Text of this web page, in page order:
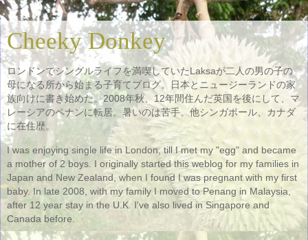
Cheeky Donkey
ロンドンでシングルライフを満喫していたLaksaが二人の男の子の
母になる所から始まる子育てブログ。日本とニュージーランドの家
族向けに書き始めた。2008年秋、12年間住んだ英国を後にして、マ
レーシアのペナンに転居。暑いのは苦手。他シンガポール、カナダ
に在住歴。
I was enjoying single life in London, till I met my "egg" and became
a mother of 2 boys. I originally started this weblog for my families in
Japan and New Zealand, when I found I was pregnant with my first
baby. In late 2008, with my family I moved to Penang in Malaysia,
after 12 year stay in the U.K. I've also lived in Singapore and
Canada before.